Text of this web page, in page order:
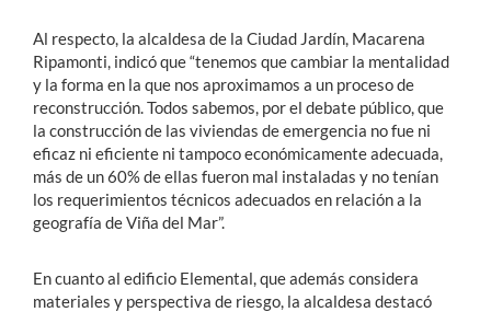
Al respecto, la alcaldesa de la Ciudad Jardín, Macarena
Ripamonti, indicó que “tenemos que cambiar la mentalidad
y la forma en la que nos aproximamos a un proceso de
reconstrucción. Todos sabemos, por el debate público, que
la construcción de las viviendas de emergencia no fue ni
eficaz ni eficiente ni tampoco económicamente adecuada,
más de un 60% de ellas fueron mal instaladas y no tenían
los requerimientos técnicos adecuados en relación a la
geografía de Viña del Mar”.
En cuanto al edificio Elemental, que además considera
materiales y perspectiva de riesgo, la alcaldesa destacó